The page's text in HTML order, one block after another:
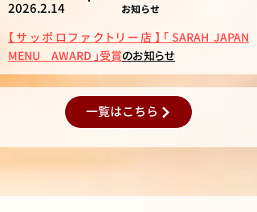
2026.2.14 ​お知らせ
【サッポロファクトリー店】「SARAH JAPAN
MENU AWARD 」受賞のお知らせ
一覧はこちら